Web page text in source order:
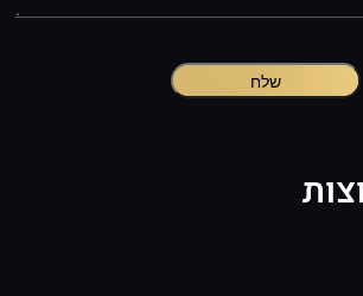
שלח